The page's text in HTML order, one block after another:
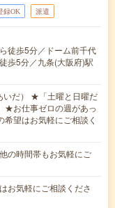
録OK 派遣
徒歩5分／ドーム前千代
歩5分／九条(大阪府)駅
いだ） ★「土曜と日曜だ
★お仕事ゼロの週があっ
望はお気軽にご相談く
の時間帯もお気軽にご
気軽にご相談くださ